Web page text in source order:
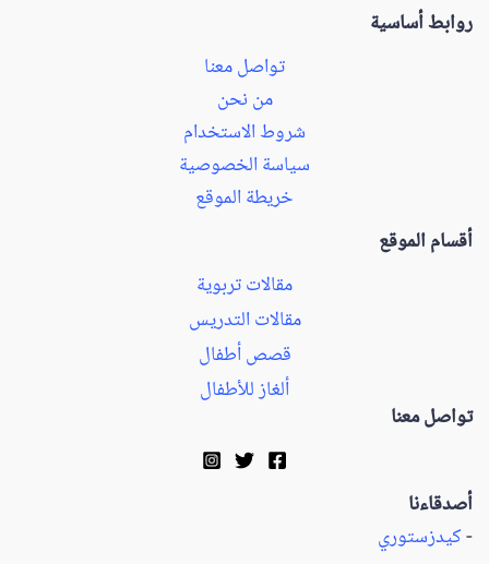
روابط أساسية
تواصل معنا
من نحن
شروط الاستخدام
سياسة الخصوصية
خريطة الموقع
أقسام الموقع
مقالات تربوية
مقالات التدريس
قصص أطفال
ألغاز للأطفال
تواصل معنا
أصدقاءنا
-كيدزستوري